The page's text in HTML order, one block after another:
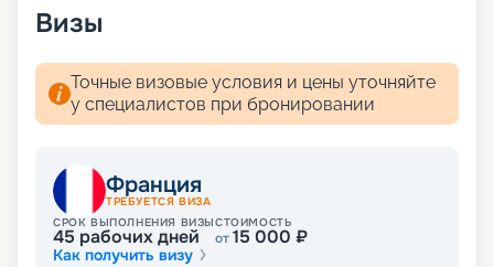
Визы
Точные визовые условия и цены уточняйте
у специалистов при бронировании
Франция
ТРЕБУЕТСЯ ВИЗА
СРОК ВЫПОЛНЕНИЯ ВИЗЫ
45 рабочих дней
СТОИМОСТЬ
от15 000 ₽
Как получить визу